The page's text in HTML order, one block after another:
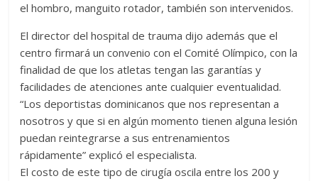
el hombro, manguito rotador, también son intervenidos.
El director del hospital de trauma dijo además que el
centro firmará un convenio con el Comité Olímpico, con la
finalidad de que los atletas tengan las garantías y
facilidades de atenciones ante cualquier eventualidad.
“Los deportistas dominicanos que nos representan a
nosotros y que si en algún momento tienen alguna lesión
puedan reintegrarse a sus entrenamientos
rápidamente” explicó el especialista.
El costo de este tipo de cirugía oscila entre los 200 y